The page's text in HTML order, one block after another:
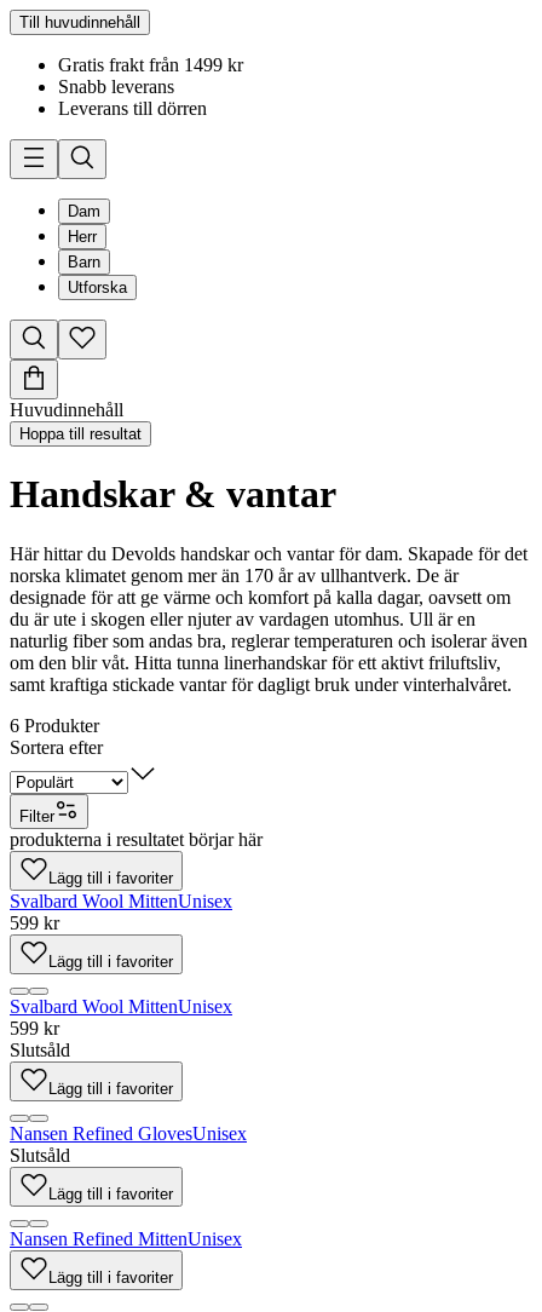
Till huvudinnehåll
Gratis frakt från 1499 kr
Snabb leverans
Leverans till dörren
Dam
Herr
Barn
Utforska
Huvudinnehåll
Hoppa till resultat
Handskar & vantar
Här hittar du Devolds handskar och vantar för dam. Skapade för det
norska klimatet genom mer än 170 år av ullhantverk. De är
designade för att ge värme och komfort på kalla dagar, oavsett om
du är ute i skogen eller njuter av vardagen utomhus. Ull är en
naturlig fiber som andas bra, reglerar temperaturen och isolerar även
om den blir våt. Hitta tunna linerhandskar för ett aktivt friluftsliv,
samt kraftiga stickade vantar för dagligt bruk under vinterhalvåret.
6 Produkter
Sortera efter
Filter
produkterna i resultatet börjar här
Lägg till i favoriter
Svalbard Wool MittenUnisex
599 kr
Lägg till i favoriter
Svalbard Wool MittenUnisex
599 kr
Slutsåld
Lägg till i favoriter
Nansen Refined GlovesUnisex
Slutsåld
Lägg till i favoriter
Nansen Refined MittenUnisex
Lägg till i favoriter